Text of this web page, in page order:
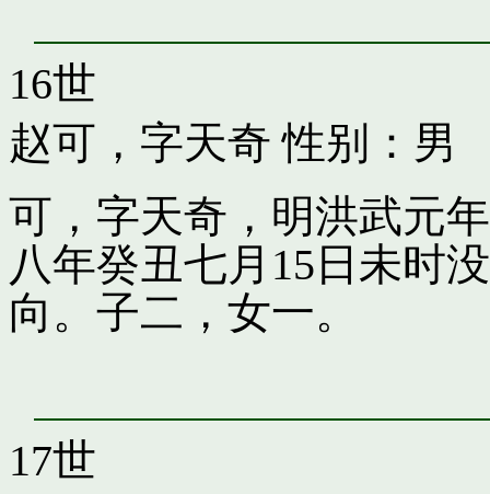
16世
赵可，字天奇 性别：男
可，字天奇，明洪武元
八年癸丑七月15日未时
向。子二，女一。
17世